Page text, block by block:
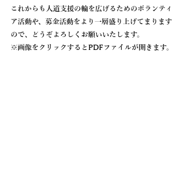
これからも人道支援の輪を広げるためのボランティ
ア活動や、募金活動をより一層盛り上げてまります
ので、どうぞよろしくお願いいたします。
※画像をクリックするとPDFファイルが開きます。